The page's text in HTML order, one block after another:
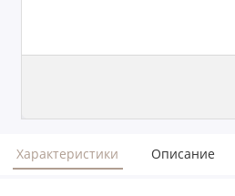
Характеристики Описание